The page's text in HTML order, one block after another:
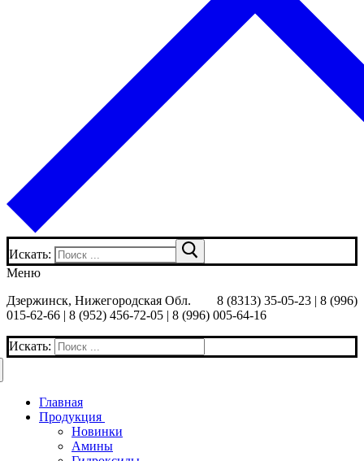
Искать:
Меню
Дзержинск, Нижегородская Обл.
8 (8313) 35-05-23 | 8 (996)
015-62-66 | 8 (952) 456-72-05 | 8 (996) 005-64-16
Искать:
Главная
Продукция
Новинки
Амины